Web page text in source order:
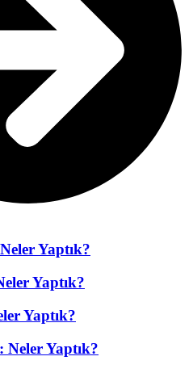
Yaptık?
Yaptık?
Yaptık?
Yaptık?